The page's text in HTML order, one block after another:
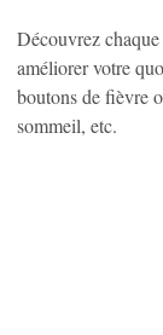
Découvrez
améliorer votre
boutons de fièvre
sommeil, etc.